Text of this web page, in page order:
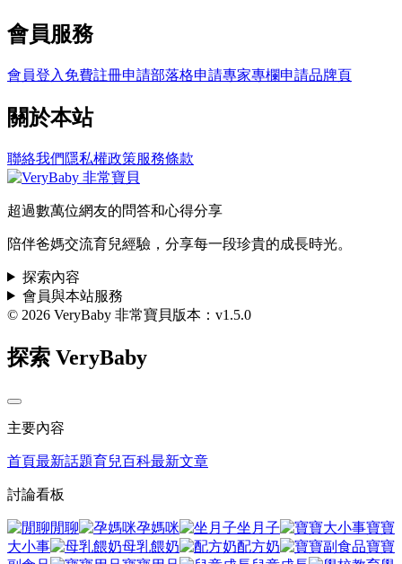
會員服務
會員登入 免費註冊申請部落格申請專家專欄申請品牌頁
關於本站
聯絡我們 隱私權政策服務條款
超過數萬位網友的問答和心得分享
陪伴爸媽交流育兒經驗，分享每一段珍貴的成長時光。
探索內容
會員與本站服務
© 2026 VeryBaby 非常寶貝版本：v1.5.0
探索 VeryBaby
主要內容
首頁最新話題育兒百科最新文章
討論看板
閒聊 孕媽咪 坐月子
寶寶
大小事
母乳餵奶 配方奶
寶寶